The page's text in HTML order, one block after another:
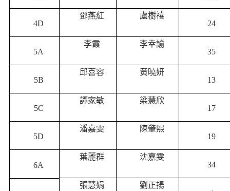
4D
鄧燕紅
盧樹禧
24
5A
李霞
李幸諭
35
5B
邱喜容
黃曉妍
13
5C
譚家敏
梁慧欣
17
5D
潘嘉雯
陳肇熙
19
6A
葉麗群
沈嘉雯
34
張慧娟
劉正揚